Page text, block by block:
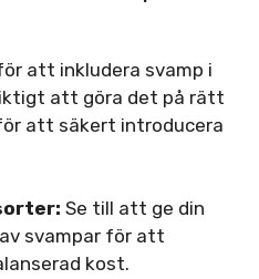
att inkludera svamp i
att göra det på rätt
att säkert introducera
Se till att ge din
svampar för att
kost.